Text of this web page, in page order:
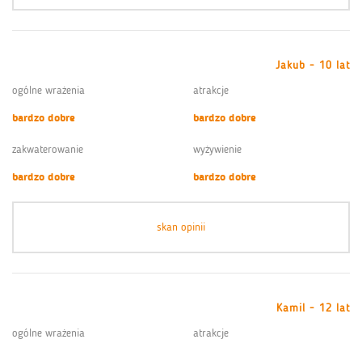
Jakub - 10 lat
ogólne wrażenia
bardzo dobre
atrakcje
bardzo dobre
zakwaterowanie
bardzo dobre
wyżywienie
bardzo dobre
skan opinii
Kamil - 12 lat
ogólne wrażenia
atrakcje